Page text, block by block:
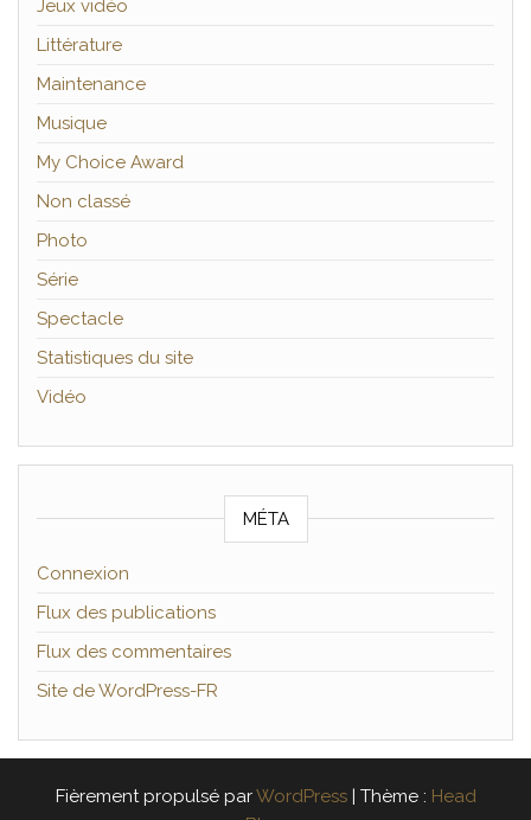
Jeux vidéo
Littérature
Maintenance
Musique
My Choice Award
Non classé
Photo
Série
Spectacle
Statistiques du site
Vidéo
MÉTA
Connexion
Flux des publications
Flux des commentaires
Site de WordPress-FR
Fièrement propulsé parWordPress | Thème : Head